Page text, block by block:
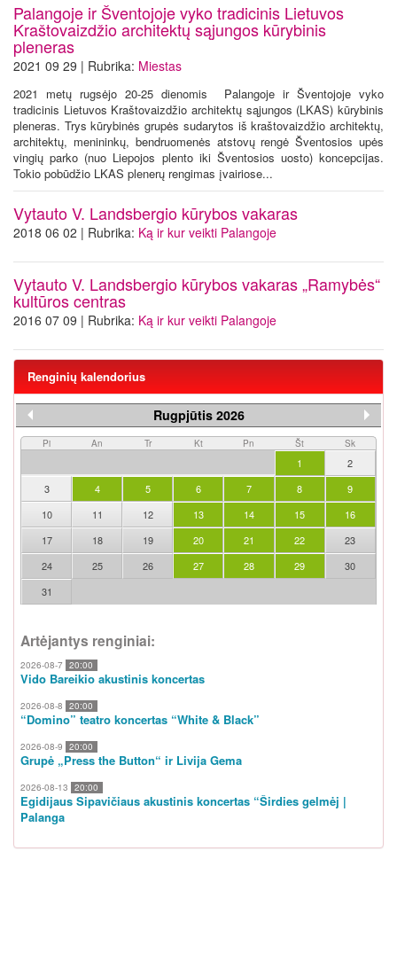
Palangoje ir Šventojoje vyko tradicinis Lietuvos
Kraštovaizdžio architektų sąjungos kūrybinis
pleneras
2021 09 29 | Rubrika: Miestas
2021 metų rugsėjo 20-25 dienomis Palangoje ir Šventojoje vyko
tradicinis Lietuvos Kraštovaizdžio architektų sąjungos (LKAS) kūrybinis
pleneras. Trys kūrybinės grupės sudarytos iš kraštovaizdžio architektų,
architektų, menininkų, bendruomenės atstovų rengė Šventosios upės
vingių parko (nuo Liepojos plento iki Šventosios uosto) koncepcijas.
Tokio pobūdžio LKAS plenerų rengimas įvairiose...
Vytauto V. Landsbergio kūrybos vakaras
2018 06 02 | Rubrika: Ką ir kur veikti Palangoje
Vytauto V. Landsbergio kūrybos vakaras „Ramybės“
kultūros centras
2016 07 09 | Rubrika: Ką ir kur veikti Palangoje
Renginių kalendorius
Rugpjūtis 2026
Pi An Tr Kt Pn Št Sk
1
2
3
4 5 6 7 8
9
10
11 12 13 14 15
16
17
18 19 20 21 22
23
24
25 26 27 28 29
30
31
Artėjantys renginiai:
2026-08-7 20:00
Vido Bareikio akustinis koncertas
2026-08-8 20:00
“Domino” teatro koncertas “White & Black”
2026-08-9 20:00
Grupė „Press the Button“ ir Livija Gema
2026-08-13 20:00
Egidijaus Sipavičiaus akustinis koncertas “Širdies gelmėj |
Palanga